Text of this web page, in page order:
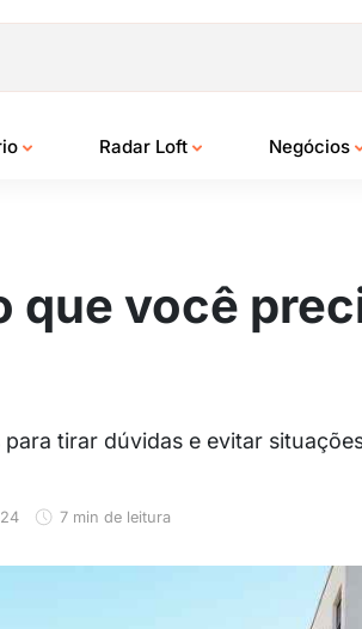
Radar Loft Negócios
que você
tirar dúvidas e evitar
7 min de leitura